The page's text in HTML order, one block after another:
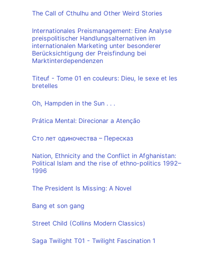
The Call of Cthulhu and Other Weird Stories
Internationales Preismanagement: Eine Analyse
preispolitischer Handlungsalternativen im
internationalen Marketing unter besonderer
Berücksichtigung der Preisfindung bei
Marktinterdependenzen
Titeuf - Tome 01 en couleurs: Dieu, le sexe et les
bretelles
Oh, Hampden in the Sun . . .
Prática Mental: Direcionar a Atenção
Сто лет одиночества – Пересказ
Nation, Ethnicity and the Conflict in Afghanistan:
Political Islam and the rise of ethno-politics 1992–
1996
The President Is Missing: A Novel
Bang et son gang
Street Child (Collins Modern Classics)
Saga Twilight T01 - Twilight Fascination 1